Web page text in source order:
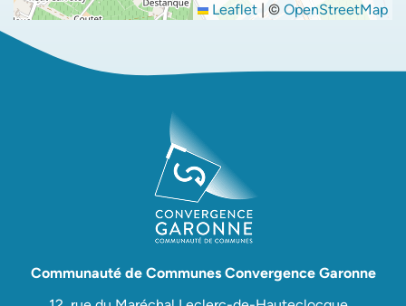
Leaflet | © OpenStreetMap
Communauté de Communes Convergence Garonne